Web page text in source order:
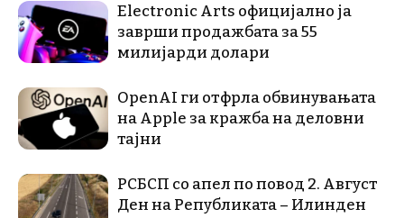
Electronic Arts официјално ја
заврши продажбата за 55
милијарди долари
OpenAI ги отфрла обвинувањата
на Apple за кражба на деловни
тајни
РСБСП со апел по повод 2. Август
Ден на Републиката – Илинден